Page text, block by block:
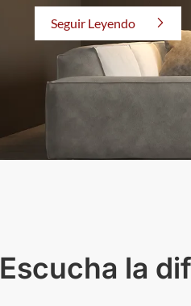
Seguir Leyendo
Escucha la